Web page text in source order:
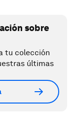
sobre
tu colección
últimas